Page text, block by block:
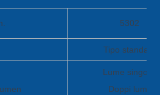
5302
Tipo standard
Lume singolo,
Doppi lumi,